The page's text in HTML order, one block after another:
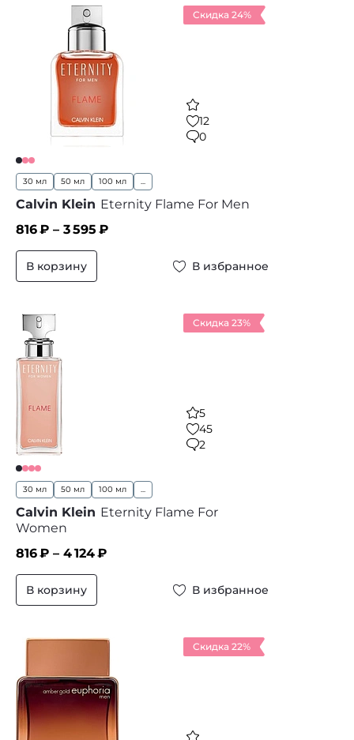
Скидка 24%
12
0
30 мл 50 мл 100 мл ...
Calvin Klein Eternity Flame For Men
816₽ – 3 595 ₽
В корзину В избранное
Скидка 23%
5
45
2
30 мл 50 мл 100 мл ...
Calvin Klein Eternity Flame For
Women
816₽ – 4 124₽
В корзину В избранное
Скидка 22%